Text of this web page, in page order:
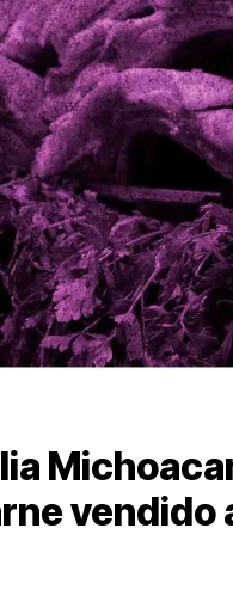
vendido